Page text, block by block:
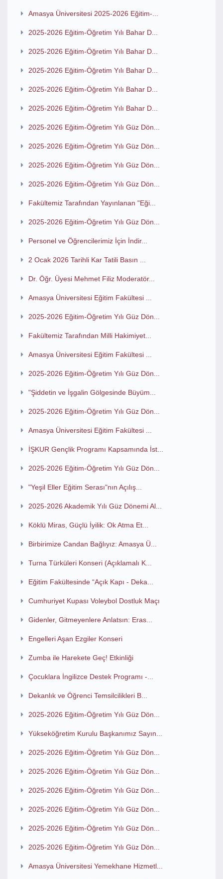
Amasya Üniversitesi 2025-2026 Eğitim-...
2025-2026 Eğitim-Öğretim Yılı Bahar D...
2025-2026 Eğitim-Öğretim Yılı Bahar D...
2025-2026 Eğitim-Öğretim Yılı Bahar D...
2025-2026 Eğitim-Öğretim Yılı Bahar D...
2025-2026 Eğitim-Öğretim Yılı Bahar D...
2025-2026 Eğitim-Öğretim Yılı Güz Dön...
2025-2026 Eğitim-Öğretim Yılı Güz Dön...
2025-2026 Eğitim-Öğretim Yılı Güz Dön...
2025-2026 Eğitim-Öğretim Yılı Güz Dön...
Fakültemiz Tarafından Yayınlanan "Eği...
2025-2026 Eğitim-Öğretim Yılı Güz Dön...
Personel ve Öğrencilerimiz İçin İndir...
2 Ocak 2026 Tarihli Kar Tatili Basın ...
Dr. Öğr. Üyesi Mehmet Filiz Moderatör...
Amasya Üniversitesi Eğitim Fakültesi ...
2025-2026 Eğitim-Öğretim Yılı Güz Dön...
Fakültemiz Tarafından Milli Hakimiyet...
Amasya Üniversitesi Eğitim Fakültesi ...
2025-2026 Eğitim-Öğretim Yılı Güz Dön...
"Şiddetin ve İşgalin Gölgesinde Büyüm...
2025-2026 Eğitim-Öğretim Yılı Güz Dön...
Amasya Üniversitesi Eğitim Fakültesi ...
İŞKUR Gençlik Programı Kapsamında İst...
2025-2026 Eğitim-Öğretim Yılı Güz Dön...
"Yeşil Eller Eğitim Serası"nın Açılış...
2025-2026 Akademik Yılı Güz Dönemi Al...
Köklü Miras, Güçlü İyilik: Ok Atma Et...
Birbirimize Candan Bağlıyız: Amasya Ü...
Turna Türküleri Konseri (Açıklamalı K...
Eğitim Fakültesinde “Açık Kapı - Deka...
Cumhuriyet Kupası Voleybol Dostluk Maçı
Gidenler, Gitmeyenlere Anlatsın: Eras...
Engelleri Aşan Ezgiler Konseri
Zumba ile Harekete Geç! Etkinliği
Çocuklara İngilizce Destek Programı -...
Dekanlık ve Öğrenci Temsilcilikleri B...
2025-2026 Eğitim-Öğretim Yılı Güz Dön...
Yükseköğretim Kurulu Başkanımız Sayın...
2025-2026 Eğitim-Öğretim Yılı Güz Dön...
2025-2026 Eğitim-Öğretim Yılı Güz Dön...
2025-2026 Eğitim-Öğretim Yılı Güz Dön...
2025-2026 Eğitim-Öğretim Yılı Güz Dön...
2025-2026 Eğitim-Öğretim Yılı Güz Dön...
2025-2026 Eğitim-Öğretim Yılı Güz Dön...
Amasya Üniversitesi Yemekhane Hizmetl...